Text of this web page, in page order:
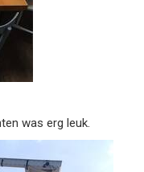
was erg leuk.